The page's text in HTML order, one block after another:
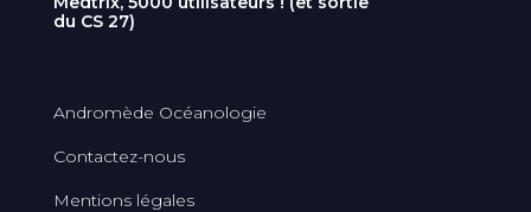
du CS 27)
Andromède Océanologie
Contactez-nous
Mentions légales